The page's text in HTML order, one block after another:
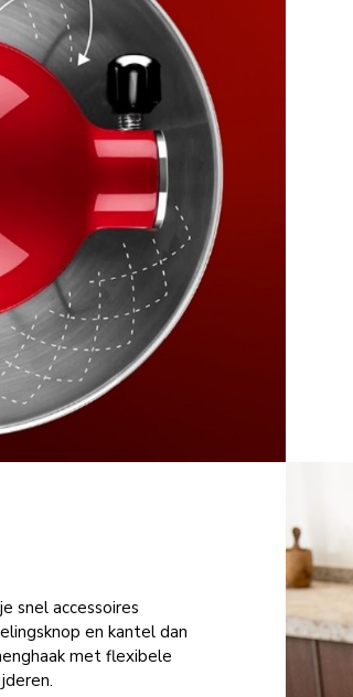
snel accessoires
en kantel dan
met flexibele